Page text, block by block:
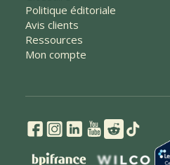
Politique éditoriale
Avis clients
Ressources
Mon compte